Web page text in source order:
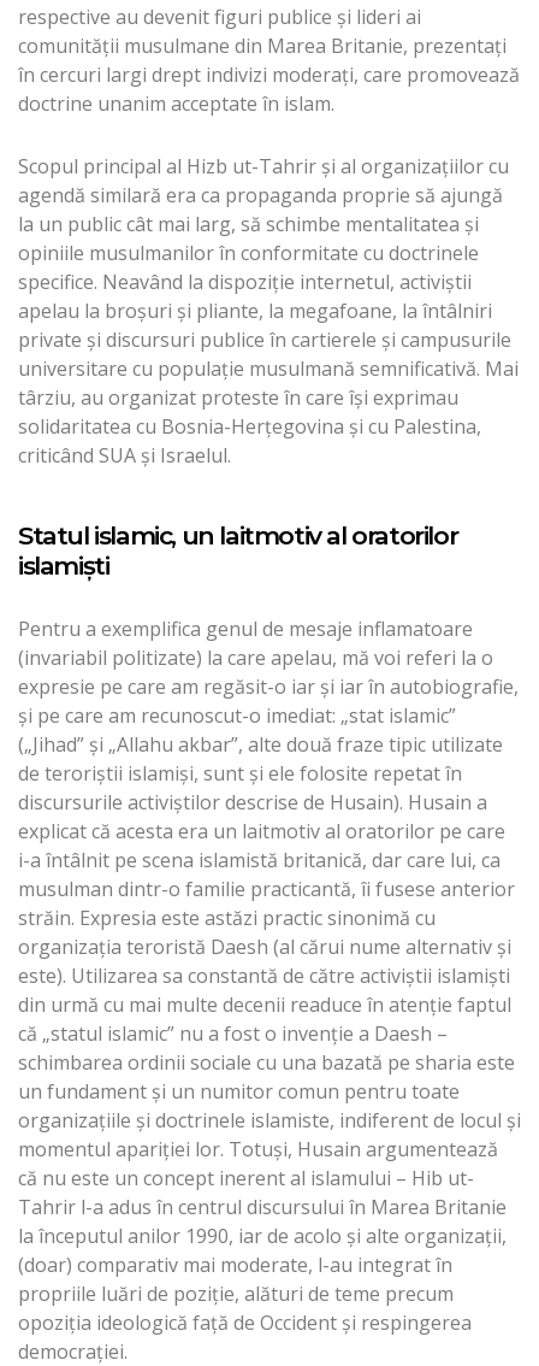
respective au devenit figuri publice și lideri ai
comunității musulmane din Marea Britanie, prezentați
în cercuri largi drept indivizi moderați, care promovează
doctrine unanim acceptate în islam.
Scopul principal al Hizb ut-Tahrir și al organizațiilor cu
agendă similară era ca propaganda proprie să ajungă
la un public cât mai larg, să schimbe mentalitatea și
opiniile musulmanilor în conformitate cu doctrinele
specifice. Neavând la dispoziție internetul, activiștii
apelau la broșuri și pliante, la megafoane, la întâlniri
private și discursuri publice în cartierele și campusurile
universitare cu populație musulmană semnificativă. Mai
târziu, au organizat proteste în care își exprimau
solidaritatea cu Bosnia-Herțegovina și cu Palestina,
criticând SUA și Israelul.
Statul islamic, un laitmotiv al oratorilor
islamiști
Pentru a exemplifica genul de mesaje inflamatoare
(invariabil politizate) la care apelau, mă voi referi la o
expresie pe care am regăsit-o iar și iar în autobiografie,
și pe care am recunoscut-o imediat: „stat islamic”
(„Jihad” și „Allahu akbar”, alte două fraze tipic utilizate
de teroriștii islamiși, sunt și ele folosite repetat în
discursurile activiștilor descrise de Husain). Husain a
explicat că acesta era un laitmotiv al oratorilor pe care
i-a întâlnit pe scena islamistă britanică, dar care lui, ca
musulman dintr-o familie practicantă, îi fusese anterior
străin. Expresia este astăzi practic sinonimă cu
organizația teroristă Daesh (al cărui nume alternativ și
este). Utilizarea sa constantă de către activiștii islamiști
din urmă cu mai multe decenii readuce în atenție faptul
că „statul islamic” nu a fost o invenție a Daesh –
schimbarea ordinii sociale cu una bazată pe sharia este
un fundament și un numitor comun pentru toate
organizațiile și doctrinele islamiste, indiferent de locul și
momentul apariției lor. Totuși, Husain argumentează
că nu este un concept inerent al islamului – Hib ut-
Tahrir l-a adus în centrul discursului în Marea Britanie
la începutul anilor 1990, iar de acolo și alte organizații,
(doar) comparativ mai moderate, l-au integrat în
propriile luări de poziție, alături de teme precum
opoziția ideologică față de Occident și respingerea
democrației.